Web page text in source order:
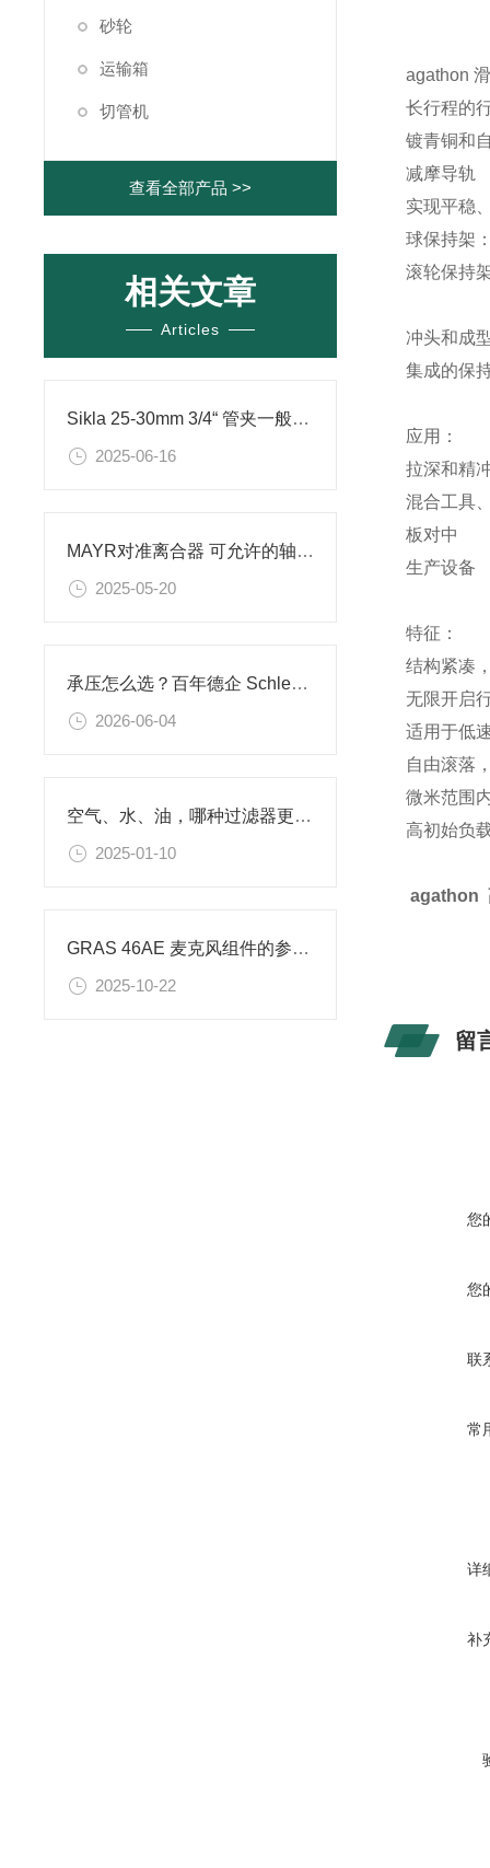
砂轮
运输箱
切管机
查看全部产品 >>
相关文章
Articles
Sikla 25-30mm 3/4“ 管夹一般用于哪里
2025-06-16
MAYR对准离合器 可允许的轴偏差
2025-05-20
承压怎么选？百年德企 Schlesinger 爆破片设备安全配件
2026-06-04
空气、水、油，哪种过滤器更重要？
2025-01-10
GRAS 46AE 麦克风组件的参数信息
2025-10-22
agathon
长行程的
镀青铜和
减摩导轨
实现平稳
球保持架
滚轮保持
冲头和成
集成的保
应用：
拉深和精
混合工具
板对中
生产设备
特征：
结构紧凑
无限开启
适用于低
自由滚落
微米范围
高初始负
agathon
留
您
您
联
常
详
补